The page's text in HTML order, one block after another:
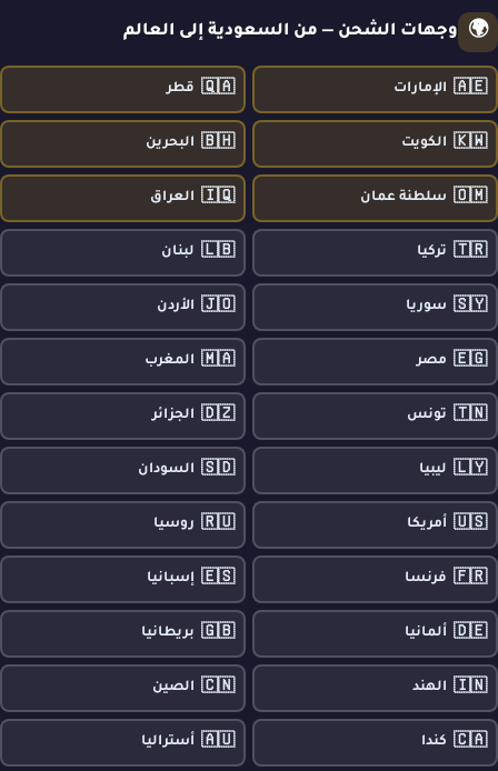
🌍 وجهات الشحن — من السعودية إلى العالم
🇦🇪 الإمارات 🇶🇦 قطر
🇰🇼 الكويت 🇧🇭 البحرين
🇴🇲 سلطنة عمان 🇮🇶 العراق
🇹🇷 تركيا 🇱🇧 لبنان
🇸🇾 سوريا 🇯🇴 الأردن
🇪🇬 مصر 🇲🇦 المغرب
🇹🇳 تونس 🇩🇿 الجزائر
🇱🇾 ليبيا 🇸🇩 السودان
🇺🇸 أمريكا 🇷🇺 روسيا
🇫🇷 فرنسا 🇪🇸 إسبانيا
🇩🇪 ألمانيا 🇬🇧 بريطانيا
🇮🇳 الهند 🇨🇳 الصين
🇨🇦 كندا 🇦🇺 أستراليا